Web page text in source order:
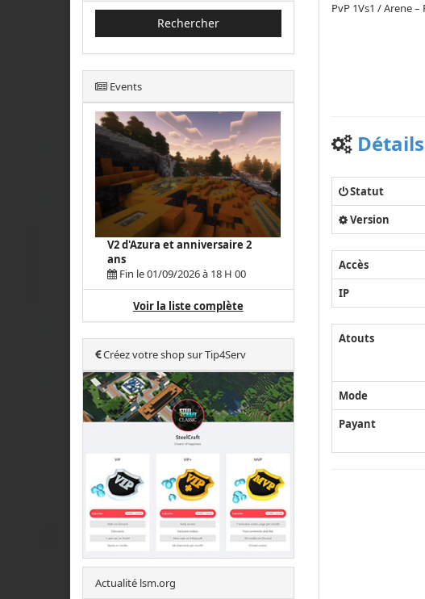
Rechercher
Events
V2 d'Azura et anniversaire 2
ans
Fin le 01/09/2026 à 18 H 00
Voir la liste complète
Créez votre shop sur Tip4Serv
Actualité lsm.org
PvP 1Vs1 / Arene
Statut
Version
Accès
IP
Atouts
Mode
Payant